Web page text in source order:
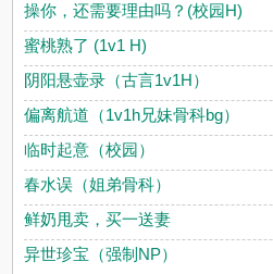
操你，还需要理由吗？(校园H)
蜜桃熟了 (1v1 H)
阴阳悬壶录（古言1v1H）
偏离航道（1v1h兄妹骨科bg）
临时起意（校园）
春水误（姐弟骨科）
鲜奶甩卖，买一送妻
异世珍宝（强制NP）